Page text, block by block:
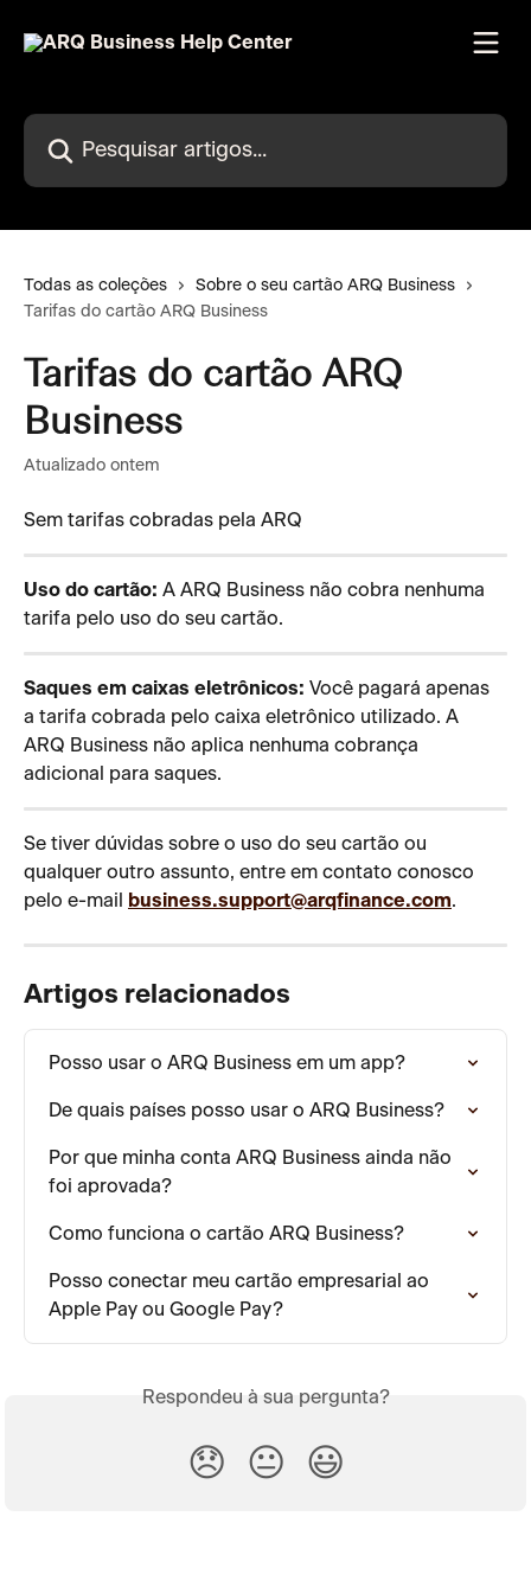
Pesquisar artigos...
Todas as coleções
Sobre o seu cartão ARQ Business
Tarifas do cartão ARQ Business
Tarifas do cartão ARQ
Business
Atualizado ontem
Sem tarifas cobradas pela ARQ
Uso do cartão: A ARQ Business não cobra nenhuma
tarifa pelo uso do seu cartão.
Saques em caixas eletrônicos: Você pagará apenas
a tarifa cobrada pelo caixa eletrônico utilizado. A
ARQ Business não aplica nenhuma cobrança
adicional para saques.
Se tiver dúvidas sobre o uso do seu cartão ou
qualquer outro assunto, entre em contato conosco
pelo e-mail
business.support@arqfinance.com.
Artigos relacionados
Posso usar o ARQ Business em um app?
De quais países posso usar o ARQ Business?
Por que minha conta ARQ Business ainda não
foi aprovada?
Como funciona o cartão ARQ Business?
Posso conectar meu cartão empresarial ao
Apple Pay ou Google Pay?
Respondeu à sua pergunta?
😞 😐 😃